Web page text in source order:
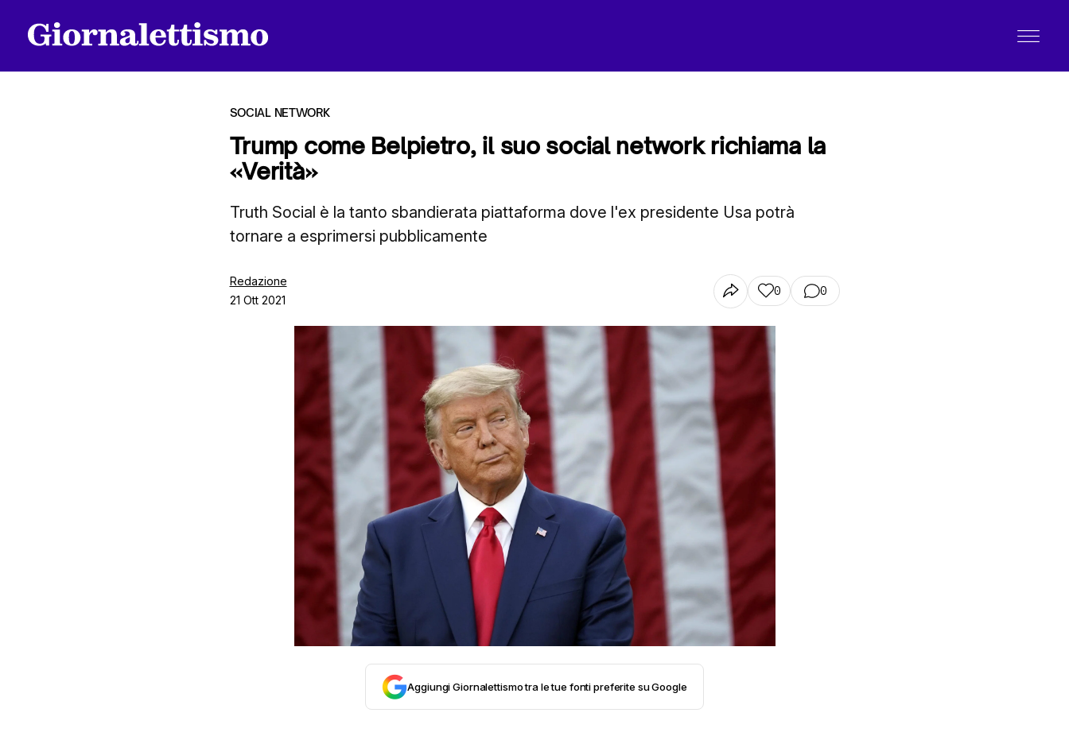
SOCIAL NETWORK
Trump come Belpietro, il suo social network richiama la
«Verità»
Truth Social è la tanto sbandierata piattaforma dove l'ex presidente Usa potrà
tornare a esprimersi pubblicamente
Redazione
21 Ott 2021
0 0
Aggiungi Giornalettismo tra le tue fonti preferite su Google